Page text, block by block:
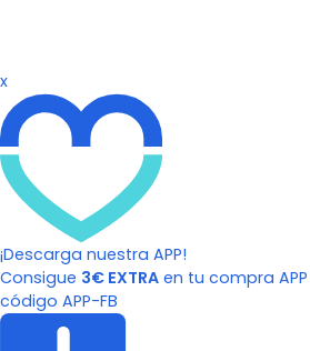
x
¡Descarga nuestra APP!
Consigue 3€ EXTRA en tu compra
código APP-FB